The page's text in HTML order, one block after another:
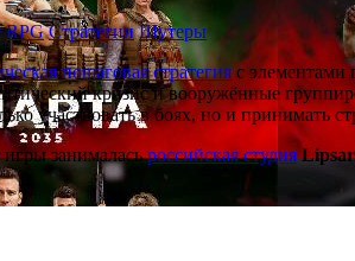
RPG Стратегии Шутеры
пошаговая стратегияс элементами
кризис и вооружённые
участвовать в боях, но и принимать
игры занималасьроссийская студия